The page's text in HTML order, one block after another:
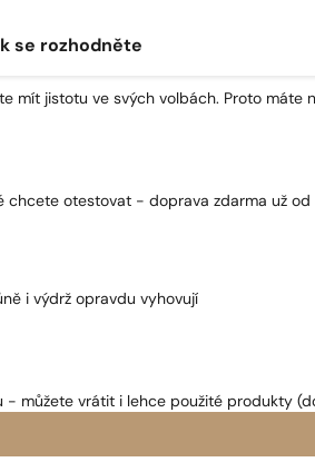
se rozhodněte
mít jistotu ve svých volbách. Proto máte
chcete otestovat - doprava zdarma už
i výdrž opravdu vyhovují
- můžete vrátit i lehce použité produkty